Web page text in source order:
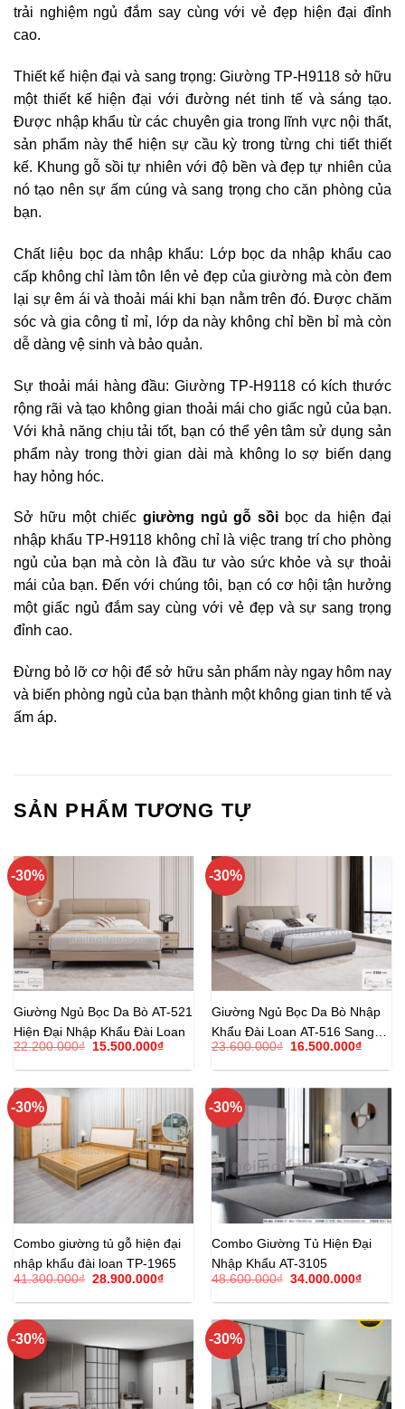
trải nghiệm ngủ đắm say cùng với vẻ đẹp hiện đại đỉnh
cao.
Thiết kế hiện đại và sang trọng: Giường TP-H9118 sở hữu
một thiết kế hiện đại với đường nét tinh tế và sáng tạo.
Được nhập khẩu từ các chuyên gia trong lĩnh vực nội thất,
sản phẩm này thể hiện sự cầu kỳ trong từng chi tiết thiết
kế. Khung gỗ sồi tự nhiên với độ bền và đẹp tự nhiên của
nó tạo nên sự ấm cúng và sang trọng cho căn phòng của
bạn.
Chất liệu bọc da nhập khẩu: Lớp bọc da nhập khẩu cao
cấp không chỉ làm tôn lên vẻ đẹp của giường mà còn đem
lại sự êm ái và thoải mái khi bạn nằm trên đó. Được chăm
sóc và gia công tỉ mỉ, lớp da này không chỉ bền bỉ mà còn
dễ dàng vệ sinh và bảo quản.
Sự thoải mái hàng đầu: Giường TP-H9118 có kích thước
rộng rãi và tạo không gian thoải mái cho giấc ngủ của bạn.
Với khả năng chịu tải tốt, bạn có thể yên tâm sử dụng sản
phẩm này trong thời gian dài mà không lo sợ biến dạng
hay hỏng hóc.
Sở hữu một chiếc giường ngủ gỗ sồi bọc da hiện đại
nhập khẩu TP-H9118 không chỉ là việc trang trí cho phòng
ngủ của bạn mà còn là đầu tư vào sức khỏe và sự thoải
mái của bạn. Đến với chúng tôi, bạn có cơ hội tận hưởng
một giấc ngủ đắm say cùng với vẻ đẹp và sự sang trọng
đỉnh cao.
Đừng bỏ lỡ cơ hội để sở hữu sản phẩm này ngay hôm nay
và biến phòng ngủ của bạn thành một không gian tinh tế và
ấm áp.
SẢN PHẨM TƯƠNG TỰ
-30%
Giường Ngủ Bọc Da Bò AT-521
Hiện Đại Nhập Khẩu Đài Loan
22.200.000₫
Giá
là:
15.500.000₫Giá
tại
15.500.000₫.
-30%
Giường Ngủ Bọc Da Bò Nhập
Khẩu Đài Loan AT-516 Sang
Trọng Hiện Đại
23.600.000₫
Giá
là:
16.500.000₫Giá
tại
-30%
Combo giường tủ gỗ hiện đại
nhập khẩu đài loan TP-1965
41.300.000₫ Giá
là:
28.900.000₫Giá
tại
28.900.000₫.
-30%
Combo Giường Tủ Hiện Đại
Nhập Khẩu AT-3105
48.600.000₫ Giá
là:
34.000.000₫Giá
tại
-30% -30%